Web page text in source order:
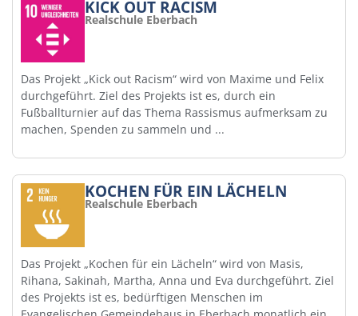
KICK OUT RACISM
Realschule Eberbach
Das Projekt „Kick out Racism“ wird von Maxime und Felix
durchgeführt. Ziel des Projekts ist es, durch ein
Fußballturnier auf das Thema Rassismus aufmerksam zu
machen, Spenden zu sammeln und ...
KOCHEN FÜR EIN LÄCHELN
Realschule Eberbach
Das Projekt „Kochen für ein Lächeln“ wird von Masis,
Rihana, Sakinah, Martha, Anna und Eva durchgeführt. Ziel
des Projekts ist es, bedürftigen Menschen im